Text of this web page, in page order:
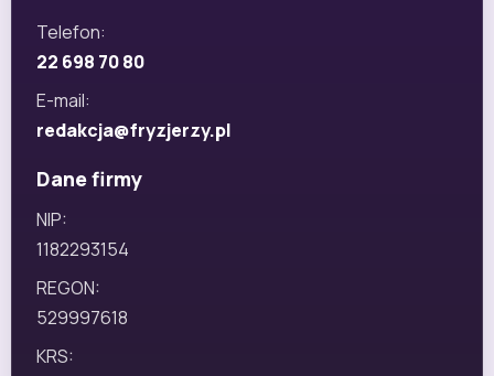
Telefon:
22 698 70 80
E-mail:
redakcja@fryzjerzy.pl
Dane firmy
NIP:
1182293154
REGON:
529997618
KRS: